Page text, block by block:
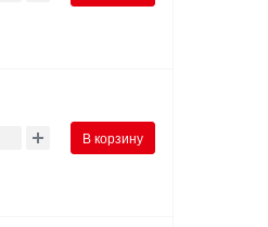
В корзину